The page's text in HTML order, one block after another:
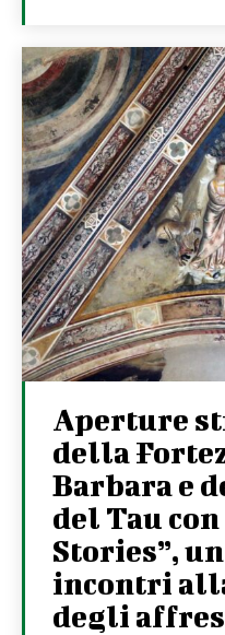
Aperture
della
Barbara e
del Tau con
Stories”,
incontri
degli